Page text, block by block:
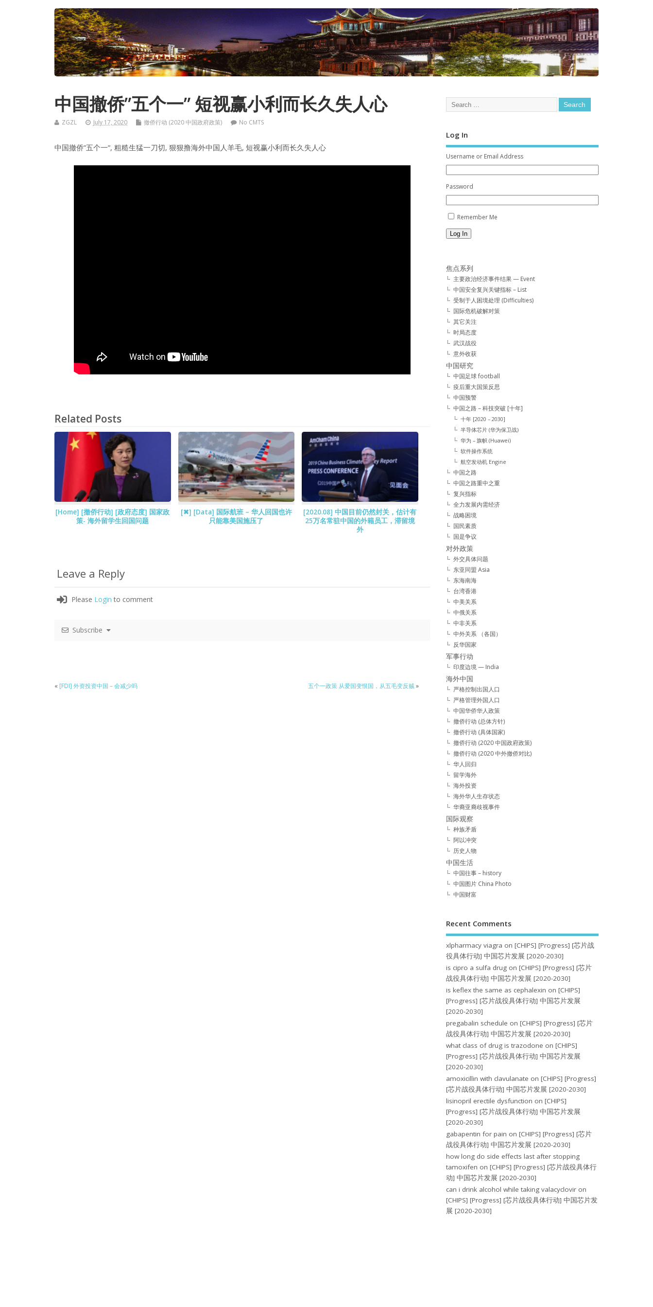
中国撤侨”五个一” 短视赢小利而长久失人心
ZGZL July 17, 2020 撤侨行动 (2020 中国政府政策) No CMTS
中国撤侨”五个一”, 粗糙生猛一刀切, 狠狠撸海外中国人羊毛, 短视赢小利而长久失人心
Related Posts
[Home] [撤侨行动] [政府态度] 国家政
策- 海外留学生回国问题
[✖] [Data] 国际航班 – 华人回国也许
只能靠美国施压了
[2020.08] 中国目前仍然封关，估计有
25万名常驻中国的外籍员工，滞留境
外
Leave a Reply
Please Login to comment
Subscribe
« [FDI] 外资投资中国 – 会减少吗 五个一政策 从爱国变恨国，从五毛变反贼»
Log In
Username or Email Address
Password
Remember Me
Log In
焦点系列
主要政治经济事件结果 — Event
中国安全复兴关键指标 – List
受制于人困境处理 (Difficulties)
国际危机破解对策
其它关注
时局态度
武汉战役
意外收获
中国研究
中国足球 football
疫后重大国策反思
中国预警
中国之路 – 科技突破 [十年]
十年 [2020 – 2030]
半导体芯片 (华为保卫战)
华为 – 旗帜 (Huawei)
软件操作系统
航空发动机 Engine
中国之路
中国之路重中之重
复兴指标
全力发展内需经济
战略困境
国民素质
国是争议
对外政策
外交具体问题
东亚同盟 Asia
东海南海
台湾香港
中美关系
中俄关系
中非关系
中外关系 （各国）
反华国家
军事行动
印度边境 — India
海外中国
严格控制出国人口
严格管理外国人口
中国华侨华人政策
撤侨行动 (总体方针)
撤侨行动 (具体国家)
撤侨行动 (2020 中国政府政策)
撤侨行动 (2020 中外撤侨对比)
华人回归
留学海外
海外投资
海外华人生存状态
华裔亚裔歧视事件
国际观察
种族矛盾
阿以冲突
历史人物
中国生活
中国往事 – history
中国图片 China Photo
中国财富
Recent Comments
xlpharmacy viagra on[CHIPS] [Progress] [芯片战
役具体行动] 中国芯片发展 [2020-2030]
is cipro a sulfa drug on[CHIPS] [Progress] [芯片
战役具体行动] 中国芯片发展 [2020-2030]
is keflex the same as cephalexin on[CHIPS]
[Progress] [芯片战役具体行动] 中国芯片发展
[2020-2030]
pregabalin schedule on[CHIPS] [Progress] [芯片
战役具体行动] 中国芯片发展 [2020-2030]
what class of drug is trazodone on[CHIPS]
[Progress] [芯片战役具体行动] 中国芯片发展
[2020-2030]
amoxicillin with clavulanate on[CHIPS] [Progress]
[芯片战役具体行动] 中国芯片发展 [2020-2030]
lisinopril erectile dysfunction on[CHIPS]
[Progress] [芯片战役具体行动] 中国芯片发展
[2020-2030]
gabapentin for pain on[CHIPS] [Progress] [芯片
战役具体行动] 中国芯片发展 [2020-2030]
how long do side effects last after stopping
tamoxifen on[CHIPS] [Progress] [芯片战役具体行
动] 中国芯片发展 [2020-2030]
can i drink alcohol while taking valacyclovir on
[CHIPS] [Progress] [芯片战役具体行动] 中国芯片发
展 [2020-2030]